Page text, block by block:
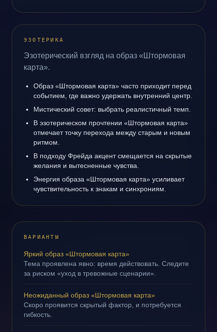
ЭЗОТЕРИКА
Эзотерический взгляд на образ «Штормовая
карта».
Образ «Штормовая карта» часто приходит перед
событием, где важно удержать внутренний центр.
Мистический совет: выбрать реалистичный темп.
В эзотерическом прочтении «Штормовая карта»
отмечает точку перехода между старым и новым
ритмом.
В подходу Фрейда акцент смещается на скрытые
желания и вытесненные чувства.
Энергия образа «Штормовая карта» усиливает
чувствительность к знакам и синхрониям.
ВАРИАНТЫ
Яркий образ «Штормовая карта»
Тема проявлена явно: время действовать. Следите
за риском «уход в тревожные сценарии».
Неожиданный образ «Штормовая карта»
Скоро проявится скрытый фактор, и потребуется
гибкость.